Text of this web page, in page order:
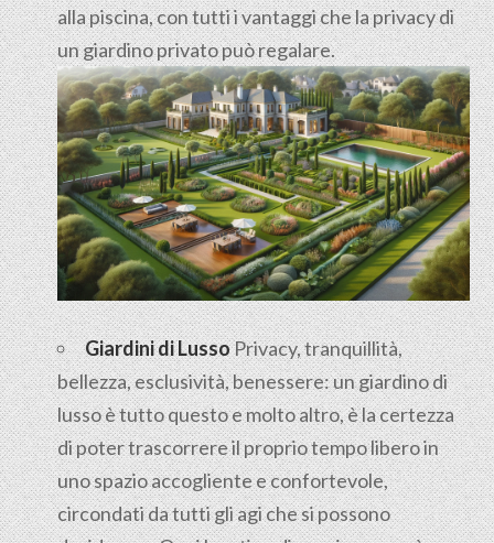
alla piscina, con tutti i vantaggi che la privacy di
un giardino privato può regalare.
Giardini di LussoPrivacy, tranquillità,
bellezza, esclusività, benessere: un giardino di
lusso è tutto questo e molto altro, è la certezza
di poter trascorrere il proprio tempo libero in
uno spazio accogliente e confortevole,
circondati da tutti gli agi che si possono